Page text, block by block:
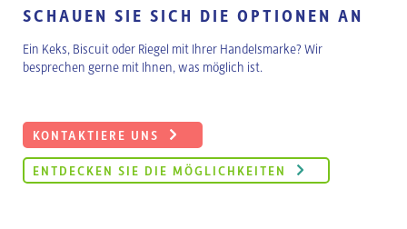
SCHAUEN SIE SICH DIE OPTIONEN AN
Ein Keks, Biscuit oder Riegel mit Ihrer Handelsmarke? Wir
besprechen gerne mit Ihnen, was möglich ist.
KONTAKTIERE UNS
ENTDECKEN SIE DIE MÖGLICHKEITEN